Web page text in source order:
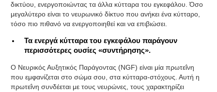
δικτύου, ενεργοποιώντας τα άλλα κύτταρα του εγκεφάλου. Όσο
μεγαλύτερο είναι το νευρωνικό δίκτυο που ανήκει ένα κύτταρο,
τόσο πιο πιθανό να ενεργοποιηθεί και να επιβιώσει.
Τα ενεργά κύτταρα του εγκεφάλου παράγουν
περισσότερες ουσίες «συντήρησης».
Ο Νευρικός Αυξητικός Παράγοντας (NGF) είναι μία πρωτεΐνη
που εμφανίζεται στο σώμα σου, στα κύτταρα-στόχους. Αυτή η
πρωτεΐνη συνδέεται με τους νευρώνες, τους χαρακτηρίζει